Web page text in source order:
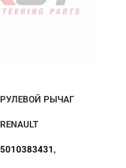
РУЛЕВОЙ РЫЧАГ
RENAULT
5010383431 ,